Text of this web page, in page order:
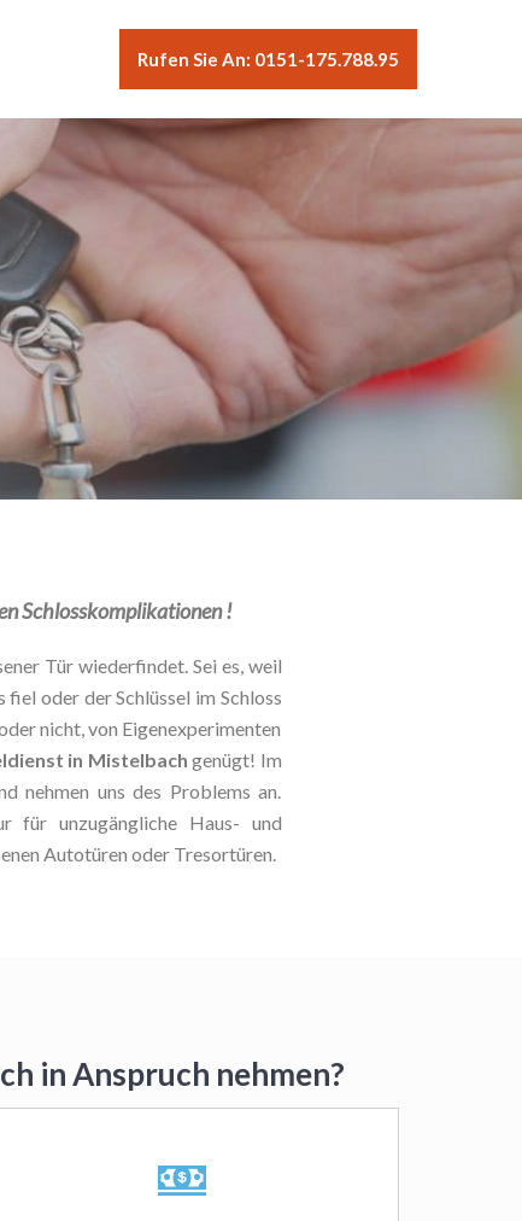
Rufen Sie An: 0151-175.788.95
Schlosskomplikationen !
Tür wiederfindet. Sei es, weil
oder der Schlüssel im Schloss
nicht, von Eigenexperimenten
in Mistelbach genügt! Im
nehmen uns des Problems an.
für unzugängliche Haus- und
Autotüren oder Tresortüren.
in Anspruch nehmen?